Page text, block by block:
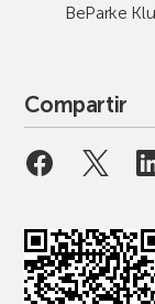
BeParke
Compartir